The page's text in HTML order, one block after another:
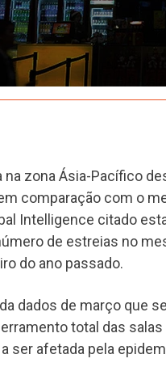
zona Ásia-Pacífico
comparação com o
Intelligence citado
de estreias no
do ano passado.
dados de março que
total das
ser afetada pela